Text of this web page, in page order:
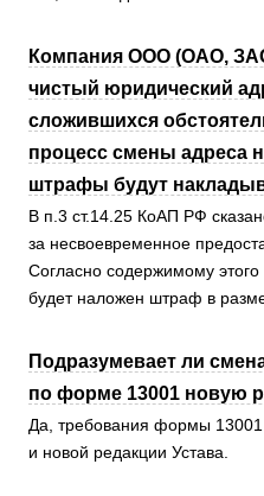
Компания ООО (ОАО,
чистый юридический
сложившихся
процесс смены адреса
штрафы будут
В п.3 ст.14.25 КоАП РФ
за несвоевременное
Согласно содержимому
будет наложен штраф в
Подразумевает ли
по форме 13001 новую
Да, требования формы
и новой редакции Устава.